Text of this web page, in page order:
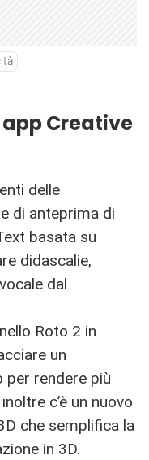
Creative
delle
di anteprima di
basata su
didascalie,
dal
Roto 2 in
un
per rendere più
c’è un nuovo
che semplifica la
in 3D.